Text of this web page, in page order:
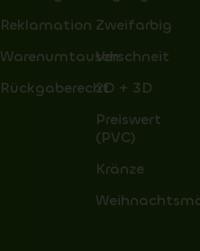
Reklamation
Warenumtausch
Rückgaberecht
Zweifarbig
Verschneit
2D + 3D
Preiswert
(PVC)
Kränze